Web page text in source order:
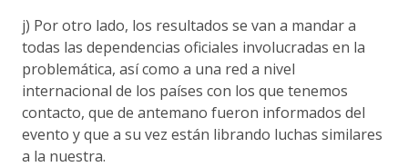
j) Por otro lado, los resultados se van a mandar a
todas las dependencias oficiales involucradas en la
problemática, así como a una red a nivel
internacional de los países con los que tenemos
contacto, que de antemano fueron informados del
evento y que a su vez están librando luchas similares
a la nuestra.